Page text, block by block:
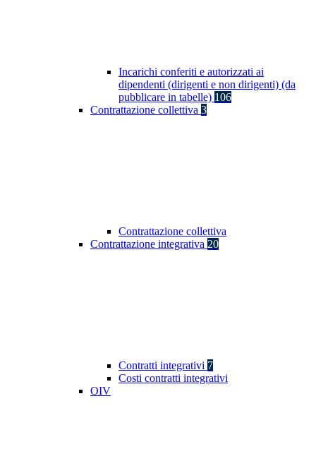
Incarichi conferiti e autorizzati ai
dipendenti (dirigenti e non dirigenti) (da
pubblicare in tabelle) 106
Contrattazione collettiva 3
Contrattazione collettiva
Contrattazione integrativa 20
Contratti integrativi 7
Costi contratti integrativi
OIV